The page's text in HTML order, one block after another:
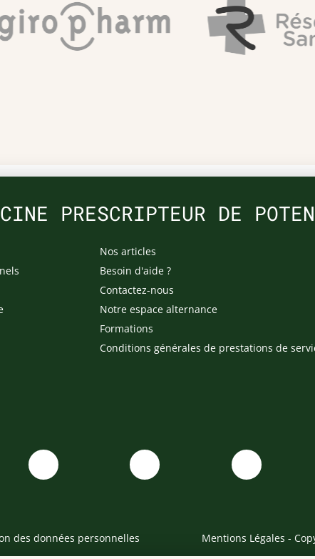
PRESCRIPTEUR DE
Nos articles
Besoin d'aide ?
Contactez-nous
Notre espace alternance
Formations
Conditions générales de prestations de
des données personnelles Mentions Légales -